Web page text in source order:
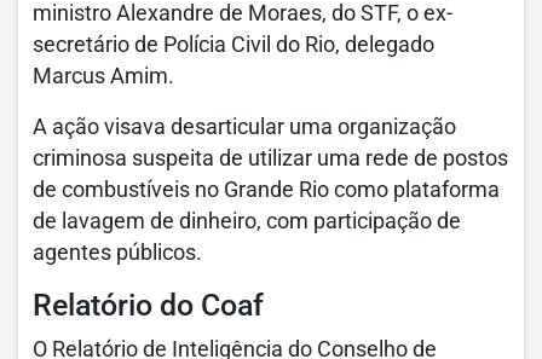
ministro Alexandre de Moraes, do STF, o ex-
secretário de Polícia Civil do Rio, delegado
Marcus Amim.
A ação visava desarticular uma organização
criminosa suspeita de utilizar uma rede de postos
de combustíveis no Grande Rio como plataforma
de lavagem de dinheiro, com participação de
agentes públicos.
Relatório do Coaf
O Relatório de Inteligência do Conselho de